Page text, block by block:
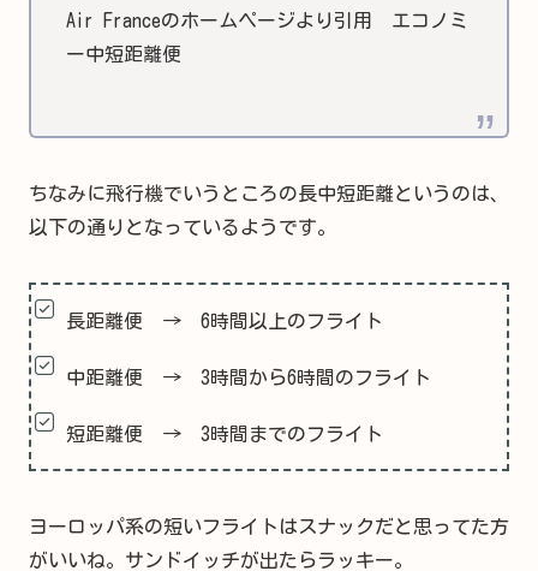
Air Franceのホームページより引用 エコノミ
ー中短距離便
ちなみに飛行機でいうところの長中短距離というのは、
以下の通りとなっているようです。
長距離便 → 6時間以上のフライト
中距離便 → 3時間から6時間のフライト
短距離便 → 3時間までのフライト
ヨーロッパ系の短いフライトはスナックだと思ってた方
がいいね。サンドイッチが出たらラッキー。